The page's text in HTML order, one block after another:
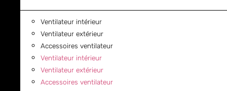
Ventilateur intérieur
Ventilateur extérieur
Accessoires ventilateur
Ventilateur intérieur
Ventilateur extérieur
Accessoires ventilateur